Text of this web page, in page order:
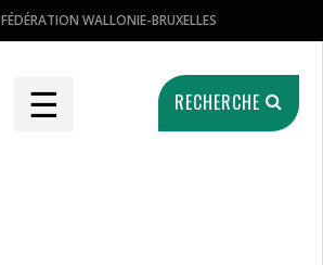
FÉDÉRATION WALLONIE-BRUXELLES
☰ RECHERCHE